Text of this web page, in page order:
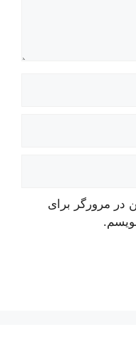
در مرورگر برای